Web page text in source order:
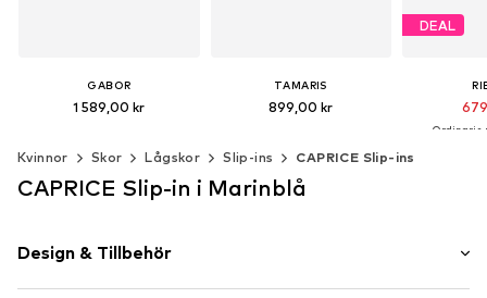
GABOR
1 589,00 kr
Lägg till i varukorgen
TAMARIS
899,00 kr
Lägg till i varukorgen
DEAL
Ordinarie
Kvinnor Skor Lågskor Slip-ins CAPRICE Slip-ins
CAPRICE Slip-in i Marinblå
Design & Tillbehör